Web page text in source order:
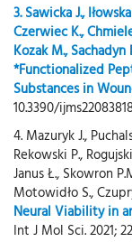
3. Sawicka J.,
Czerwiec K.,
Kozak M.,
*Functionalized
Substances in
10.3390/
4. Mazuryk J.,
Rekowski P.,
Janus Ł., Skowron
Motowidło S.,
Neural Viability in
Int J Mol Sci. 2021;